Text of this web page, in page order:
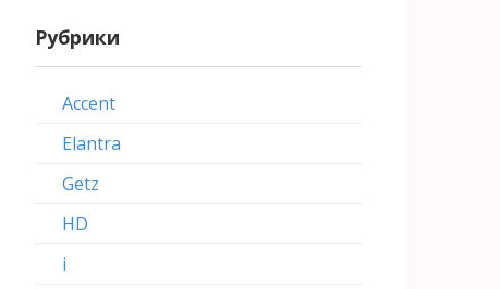
Рубрики
Accent
Elantra
Getz
HD
i